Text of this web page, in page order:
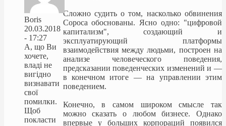
Сложно судить о том, насколько обвинения
Сороса обоснованы. Ясно одно: "цифровой
капитализм", создающий и
эксплуатирующий платформы
взаимодействия между людьми, построен на
анализе человеческого поведения,
предсказании поведенческих изменений и —
в конечном итоге — на управлении этим
поведением.
Конечно, в самом широком смысле так
можно сказать о любом бизнесе. Однако
впервые у больших корпораций появился
Boris
20.03.2018
- 17:27
А, що Ви
хочете,
владі не
вигідно
визнавати
свої
помилки.
Щоб
покласти